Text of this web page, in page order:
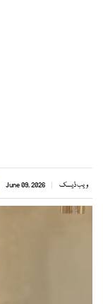
ویب ڈیسک June 09, 2026